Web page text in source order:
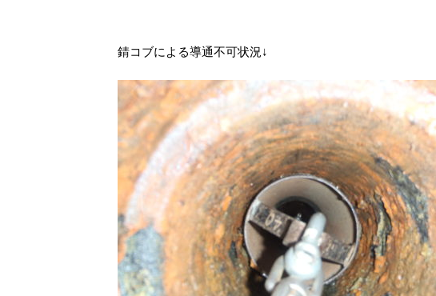
錆コブによる導通不可状況↓